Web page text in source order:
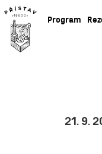
Program
21. 9.